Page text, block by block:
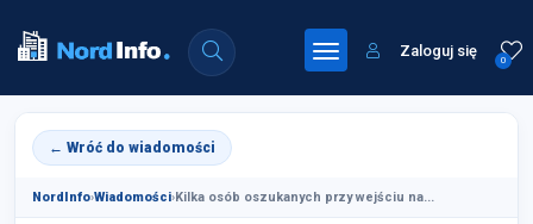
0
Zaloguj się
← Wróć do wiadomości
NordInfo›Wiadomości›Kilka osób oszukanych przy wejściu na...